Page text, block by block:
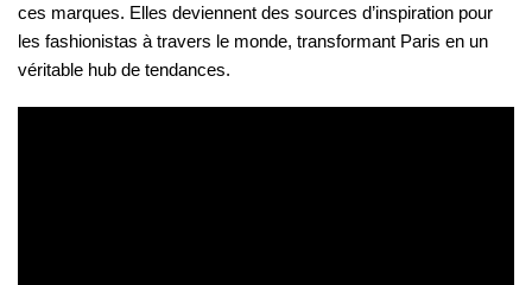
ces marques. Elles deviennent des sources d’inspiration pour
les fashionistas à travers le monde, transformant Paris en un
véritable hub de tendances.